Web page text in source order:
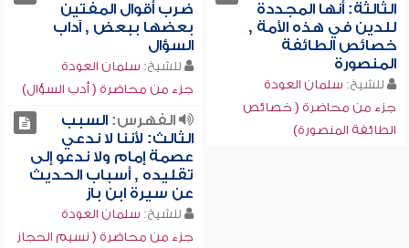
الثالثة: أنها المجددة
للدين في هذه الأمة ,
خصائص الطائفة
المنصورة
للشيخ: سلمان العودة
جزء من محاضرة ( خصائص
الطائفة المنصورة)
ضرب أقوال المفتين
بعضها ببعض , آداب
السؤال
للشيخ: سلمان العودة
جزء من محاضرة ( أدب السؤال)
الفهرس:السبب
الثالث: لأننا لا ندعي
عصمة إمام ولا ندعو إلى
تقليده , أسباب الحديث
عن سيرة ابن باز
للشيخ: سلمان العودة
جزء من محاضرة ( نسيم الحجاز